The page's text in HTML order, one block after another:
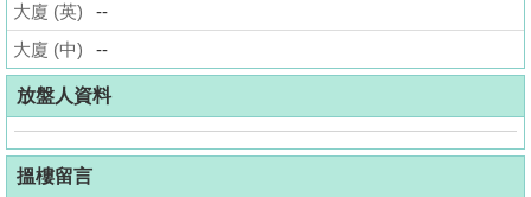
地
產
博
客
地
大廈 (英)
--
大廈 (中)
--
放盤人資料
搵樓留言